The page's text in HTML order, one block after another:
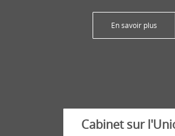
En savoir plus
Cabinet sur